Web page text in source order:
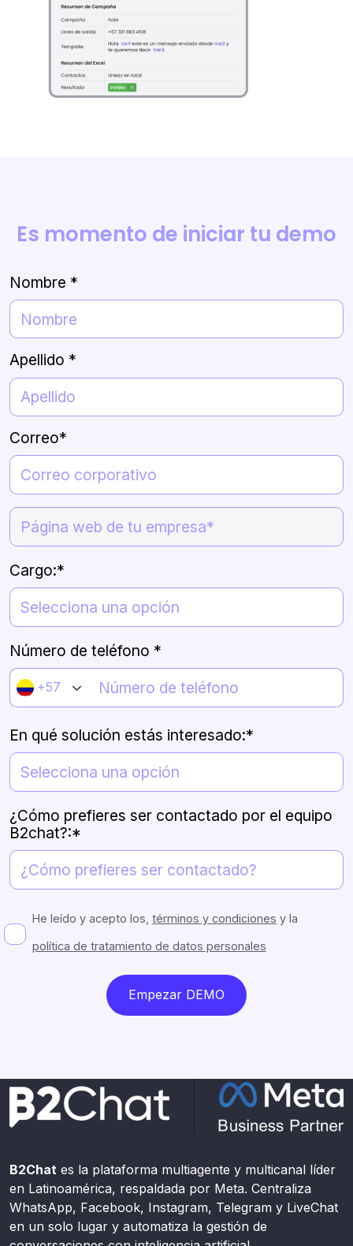
Es momento de iniciar tu demo
Nombre *
Apellido *
Correo*
Nombre
de
la
empresa
*
Cargo:*
Número de teléfono *
+57
En qué solución estás interesado:*
¿Cómo prefieres ser contactado por el equipo
B2chat?:*
He leído y acepto los, términos y condiciones y la
política de tratamiento de datos personales
Empezar DEMO
B2Chat es la plataforma multiagente y multicanal líder
en Latinoamérica, respaldada por Meta. Centraliza
WhatsApp, Facebook, Instagram, Telegram y LiveChat
en un solo lugar y automatiza la gestión de